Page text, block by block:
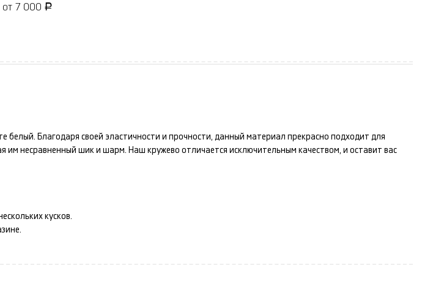
от 7 000 Р
белый. Благодаря своей эластичности и прочности, данный материал прекрасно подходит для
им несравненный шик и шарм. Наш кружево отличается исключительным качеством, и оставит вас
кусков.